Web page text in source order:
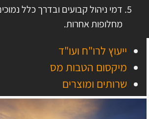
דמי ניהול קבועים ובדרך כלל
מחלופות אחרות.
ייעוץ לרו"ח ועו"ד
מיקסום הטבות מס
שרותים ומוצרים